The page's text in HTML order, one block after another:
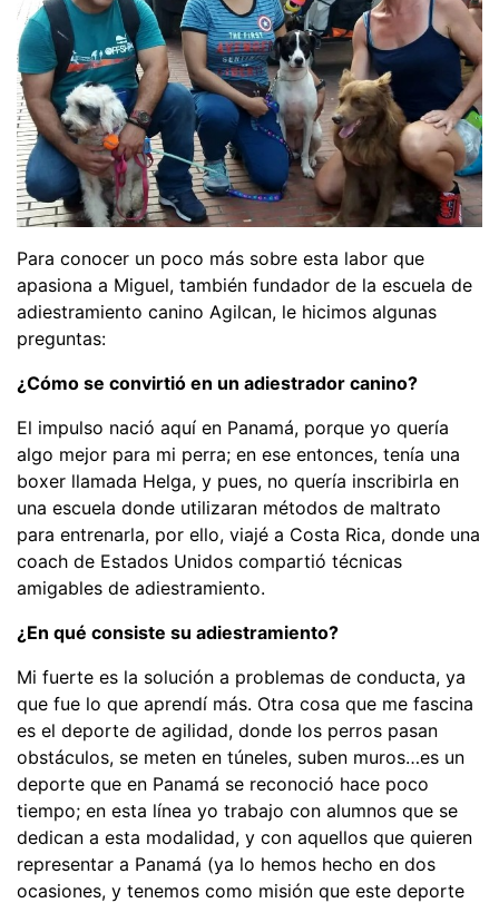
Para conocer un poco más sobre esta labor que
apasiona a Miguel, también fundador de la escuela de
adiestramiento canino Agilcan, le hicimos algunas
preguntas:
¿Cómo se convirtió en un adiestrador canino?
El impulso nació aquí en Panamá, porque yo quería
algo mejor para mi perra; en ese entonces, tenía una
boxer llamada Helga, y pues, no quería inscribirla en
una escuela donde utilizaran métodos de maltrato
para entrenarla, por ello, viajé a Costa Rica, donde una
coach de Estados Unidos compartió técnicas
amigables de adiestramiento.
¿En qué consiste su adiestramiento?
Mi fuerte es la solución a problemas de conducta, ya
que fue lo que aprendí más. Otra cosa que me fascina
es el deporte de agilidad, donde los perros pasan
obstáculos, se meten en túneles, suben muros…es un
deporte que en Panamá se reconoció hace poco
tiempo; en esta línea yo trabajo con alumnos que se
dedican a esta modalidad, y con aquellos que quieren
representar a Panamá (ya lo hemos hecho en dos
ocasiones, y tenemos como misión que este deporte